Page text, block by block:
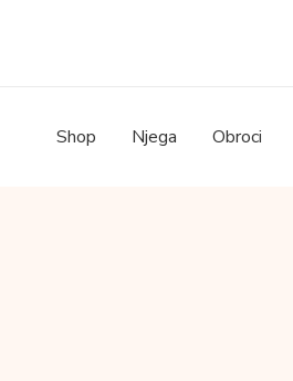
Shop Njega Obroci